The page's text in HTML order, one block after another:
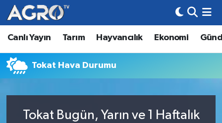
Canlı Yayın Tarım Hayvancılık Ekonomi
Tokat Hava Durumu
Tokat Bugün, Yarın ve 1 Haftalık
Hava Durumu
Trafik Durumu
Tüm Manşetler